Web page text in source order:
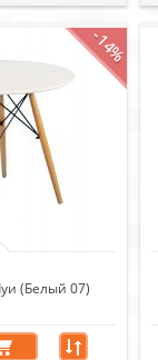
-14%
(Белый 07)